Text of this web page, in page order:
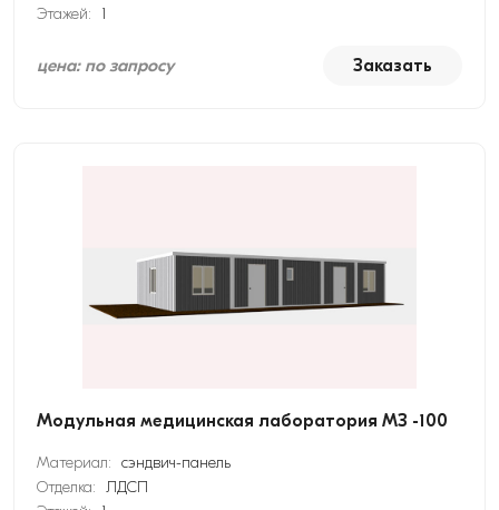
Этажей:
1
цена: по запросу Заказать
Модульная медицинская лаборатория МЗ -100
Материал: сэндвич-панель
Отделка: ЛДСП